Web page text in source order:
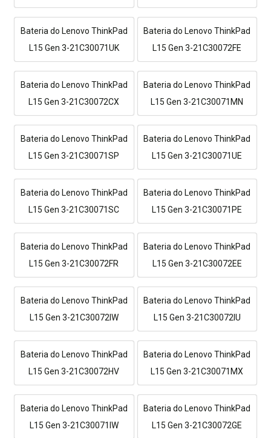
Bateria do Lenovo ThinkPad
L15 Gen 3-21C30071UK
Bateria do Lenovo ThinkPad
L15 Gen 3-21C30072FE
Bateria do Lenovo ThinkPad
L15 Gen 3-21C30072CX
Bateria do Lenovo ThinkPad
L15 Gen 3-21C30071MN
Bateria do Lenovo ThinkPad
L15 Gen 3-21C30071SP
Bateria do Lenovo ThinkPad
L15 Gen 3-21C30071UE
Bateria do Lenovo ThinkPad
L15 Gen 3-21C30071SC
Bateria do Lenovo ThinkPad
L15 Gen 3-21C30071PE
Bateria do Lenovo ThinkPad
L15 Gen 3-21C30072FR
Bateria do Lenovo ThinkPad
L15 Gen 3-21C30072EE
Bateria do Lenovo ThinkPad
L15 Gen 3-21C30072IW
Bateria do Lenovo ThinkPad
L15 Gen 3-21C30072IU
Bateria do Lenovo ThinkPad
L15 Gen 3-21C30072HV
Bateria do Lenovo ThinkPad
L15 Gen 3-21C30071MX
Bateria do Lenovo ThinkPad
L15 Gen 3-21C30071IW
Bateria do Lenovo ThinkPad
L15 Gen 3-21C30072GE